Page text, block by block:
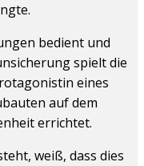
bedient und
spielt die
eines
auf dem
errichtet.
weiß, dass dies